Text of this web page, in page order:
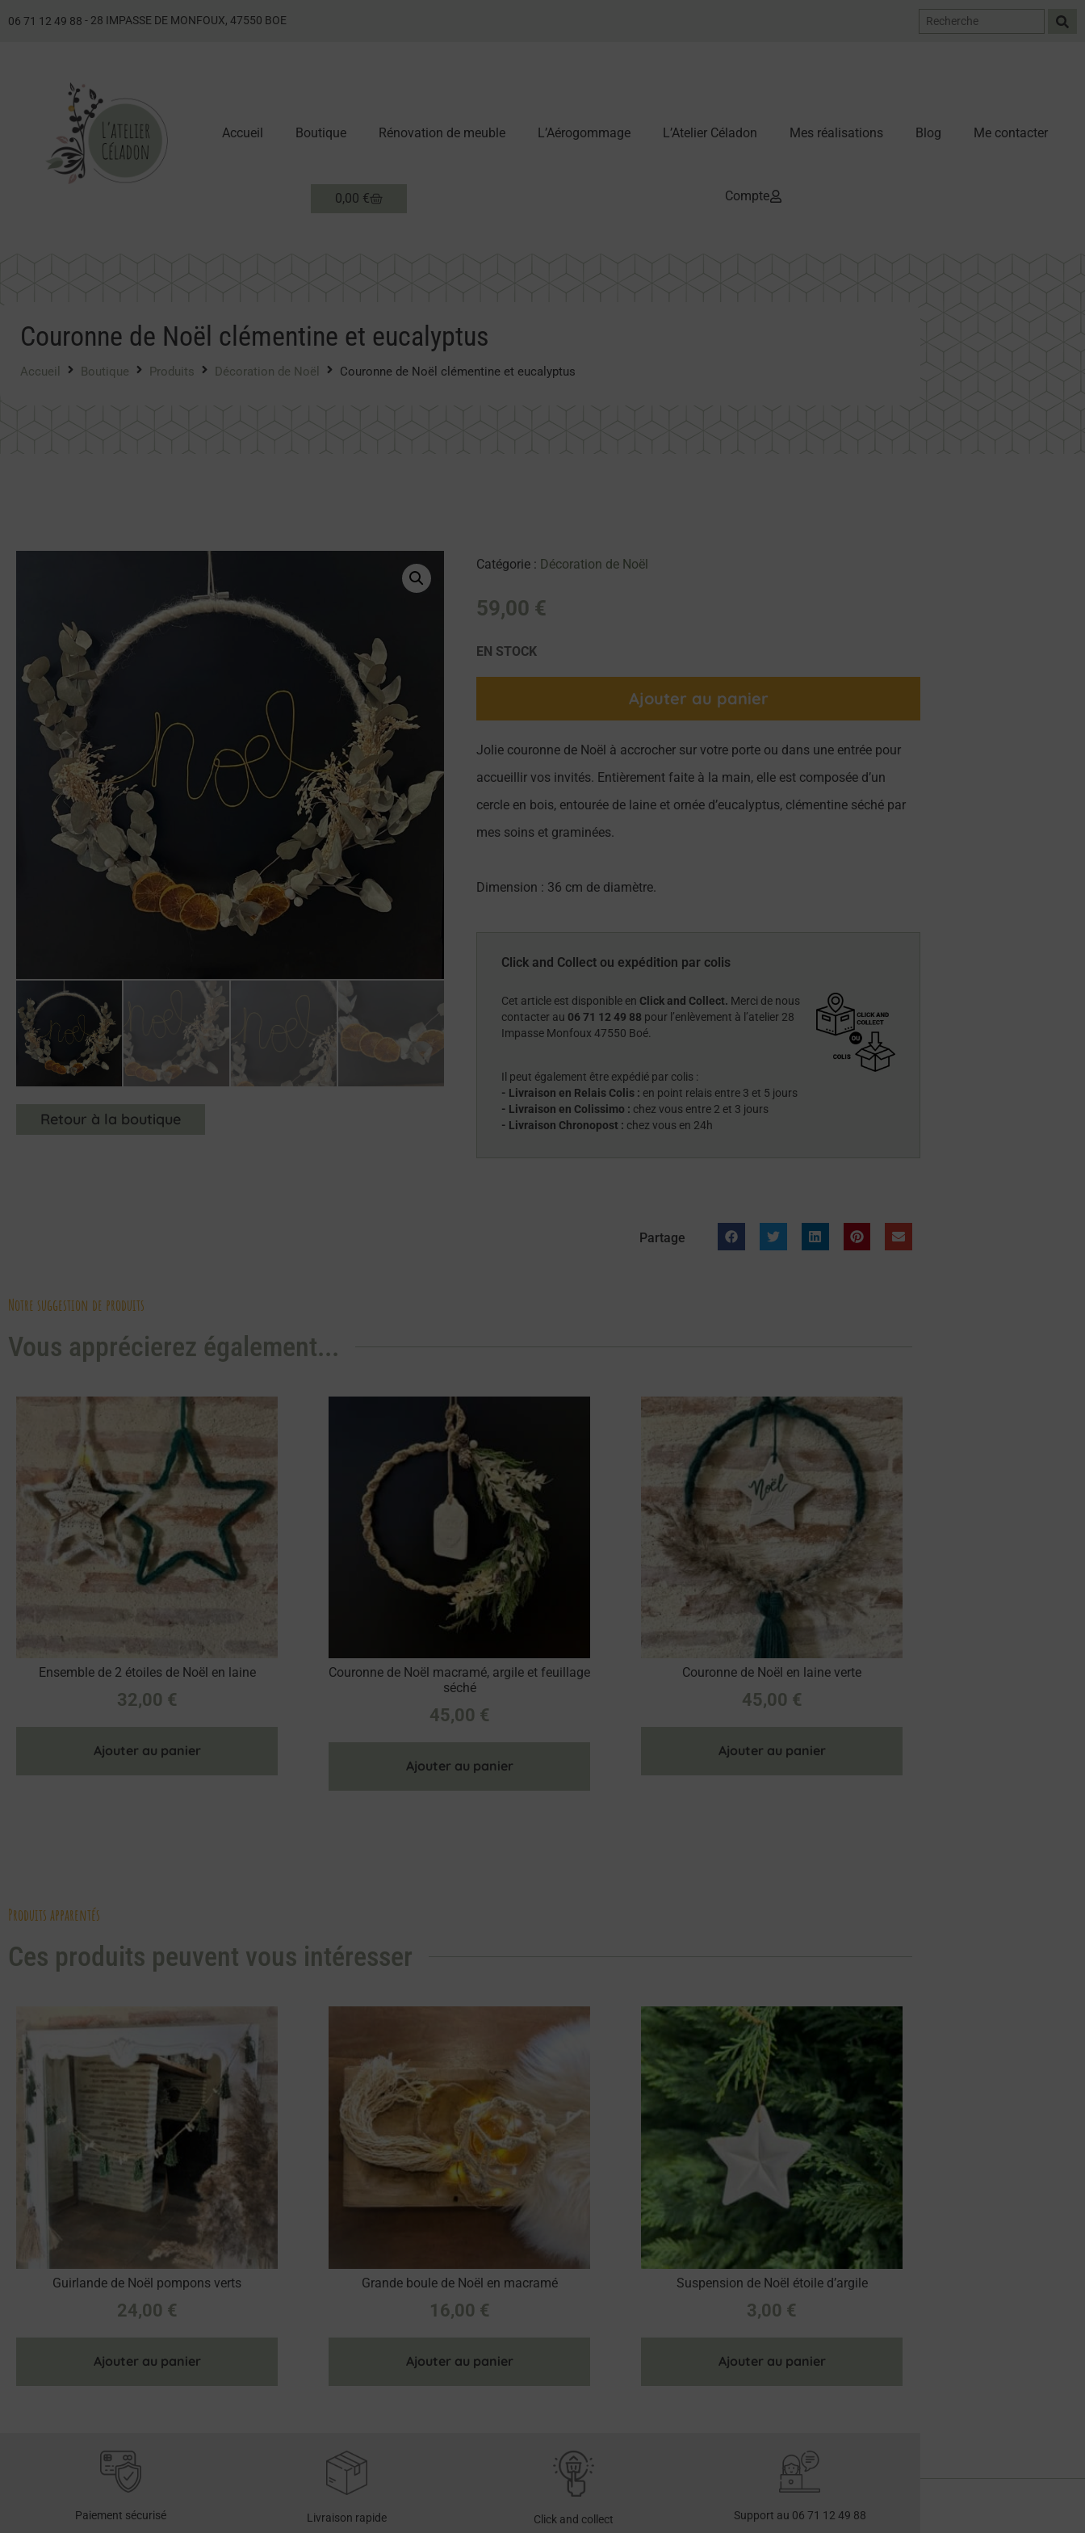
06 71 12 49 88 - 28 IMPASSE DE MONFOUX, 47550 BOE
Accueil Boutique Rénovation de meuble L’Aérogommage L’Atelier Céladon Mes réalisations Blog Me contacter
0,00 € Compte
Couronne de Noël clémentine et eucalyptus
Accueil Boutique Produits Décoration de Noël Couronne de Noël clémentine et eucalyptus
Retour à la boutique
Catégorie : Décoration de Noël
59,00 €
EN STOCK
Ajouter au panier
Jolie couronne de Noël à accrocher sur votre porte ou dans une entrée pour
accueillir vos invités. Entièrement faite à la main, elle est composée d’un
cercle en bois, entourée de laine et ornée d’eucalyptus, clémentine séché par
mes soins et graminées.
Dimension : 36 cm de diamètre.
Click and Collect ou expédition par colis
Cet article est disponible en Click and Collect. Merci de nous
contacter au 06 71 12 49 88 pour l’enlèvement à l’atelier 28
Impasse Monfoux 47550 Boé.
Il peut également être expédié par colis :
- Livraison en Relais Colis : en point relais entre 3 et 5 jours
- Livraison en Colissimo : chez vous entre 2 et 3 jours
- Livraison Chronopost : chez vous en 24h
Partage
Notre suggestion de produits
Vous apprécierez également...
Ensemble de 2 étoiles de Noël en laine
32,00 €
Ajouter au panier
Couronne de Noël macramé, argile et feuillage
séché
45,00 €
Ajouter au panier
Couronne de Noël en laine verte
45,00 €
Ajouter au panier
Produits apparentés
Ces produits peuvent vous intéresser
Guirlande de Noël pompons verts
24,00 €
Ajouter au panier
Grande boule de Noël en macramé
16,00 €
Ajouter au panier
Suspension de Noël étoile d’argile
3,00 €
Ajouter au panier
Paiement sécurisé Livraison rapide Click and collect Support au 06 71 12 49 88